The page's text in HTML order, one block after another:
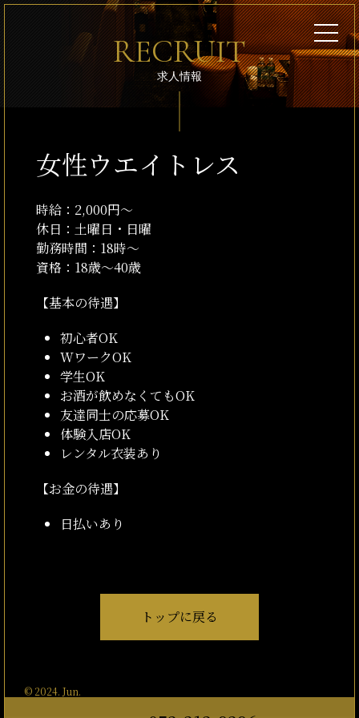
RECRUIT
求人情報
女性ウエイトレス
時給：2,000円〜
休日：土曜日・日曜
勤務時間：18時～
資格：18歳～40歳
【基本の待遇】
初心者OK
WワークOK
学生OK
お酒が飲めなくてもOK
友達同士の応募OK
体験入店OK
レンタル衣装あり
【お金の待遇】
日払いあり
トップに戻る
© 2024. Jun.